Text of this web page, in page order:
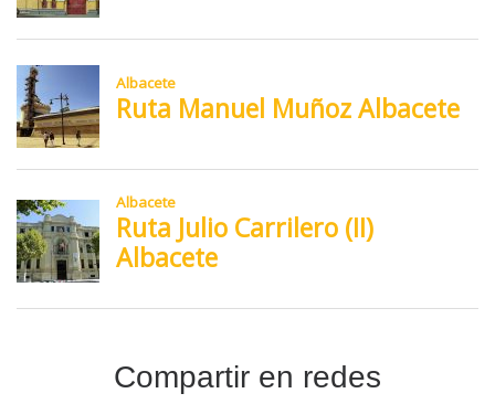
Compartir en redes